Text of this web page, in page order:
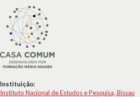
Instituição:
Instituto Nacional de Estudos e Pesquisa, Bissau